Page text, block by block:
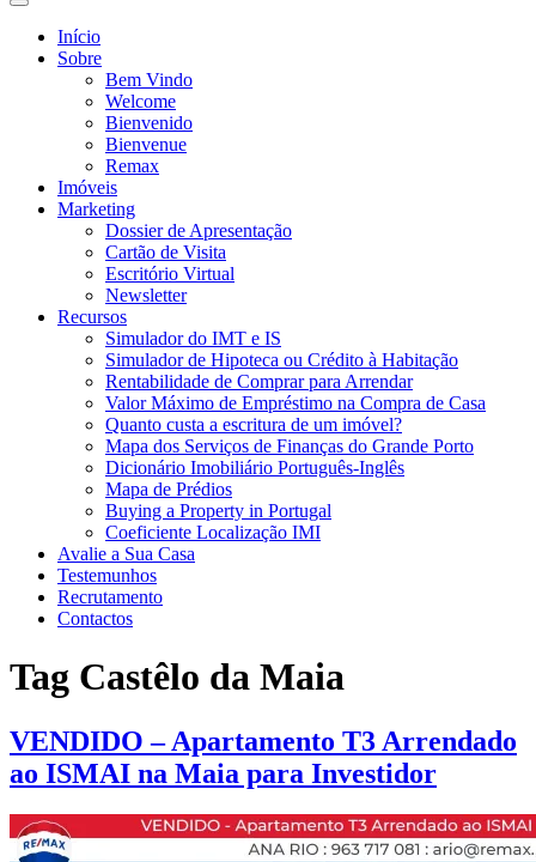
Toggle
search
field
Início
Sobre
Bem Vindo
Welcome
Bienvenido
Bienvenue
Remax
Imóveis
Marketing
Dossier de Apresentação
Cartão de Visita
Escritório Virtual
Newsletter
Recursos
Simulador do IMT e IS
Simulador de Hipoteca ou Crédito à Habitação
Rentabilidade de Comprar para Arrendar
Valor Máximo de Empréstimo na Compra de Casa
Quanto custa a escritura de um imóvel?
Mapa dos Serviços de Finanças do Grande Porto
Dicionário Imobiliário Português-Inglês
Mapa de Prédios
Buying a Property in Portugal
Coeficiente Localização IMI
Avalie a Sua Casa
Testemunhos
Recrutamento
Contactos
Tag Castêlo da Maia
VENDIDO – Apartamento T3 Arrendado
ao ISMAI na Maia para Investidor